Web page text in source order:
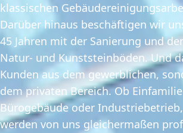
klassischen
Darüber hinaus beschäftigen wir
45 Jahren mit der Sanierung und
Natur- und Kunststeinböden. Und
Kunden aus dem gewerblichen,
dem privaten Bereich. Ob
Bürogebäude oder
werden von uns gleichermaßen